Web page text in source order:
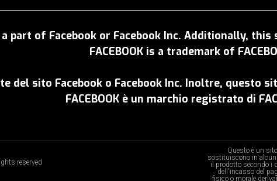
part of Facebook or Facebook Inc. Additionally, this
FACEBOOK is a trademark of
del sito Facebook o Facebook Inc. Inoltre, questo
FACEBOOK è un marchio registrato di
reserved
Questo è un
sostituiscono in
il prodotto secondo i
dell'incasso del
fisico o morale